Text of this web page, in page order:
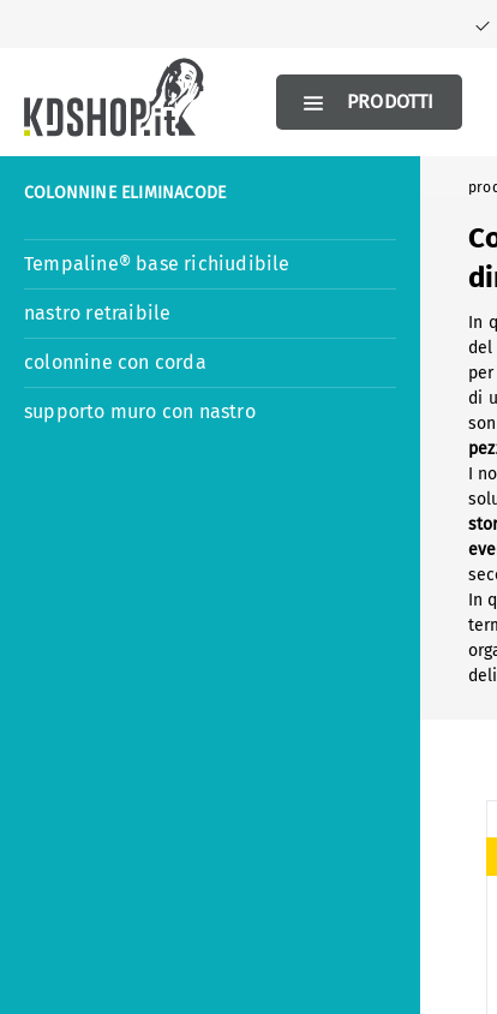
PRODOTTI
COLONNINE ELIMINACODE
Tempaline® base richiudibile
nastro retraibile
colonnine con corda
supporto muro con nastro
In
di
I
In